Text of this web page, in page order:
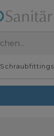
Schraubfittings